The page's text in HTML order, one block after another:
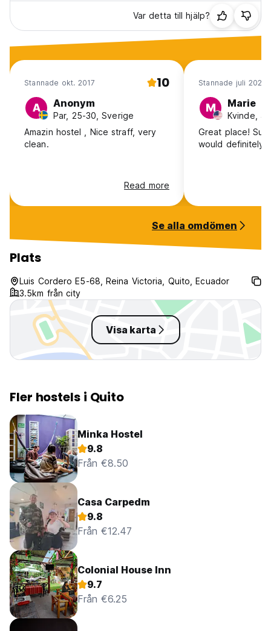
Var detta till hjälp?
Stannade okt. 2017 10
A Anonym
Par, 25-30, Sverige
Amazin hostel , Nice straff, very
clean.
Read more
Stannade juli 2026
M Marie
Kvinde,
Great place!
would definitely
Se alla omdömen
Plats
Luis Cordero E5-68, Reina Victoria, Quito, Ecuador
3.5km från city
Visa karta
Fler hostels i Quito
Minka Hostel
9.8
Från €8.50
Casa Carpedm
9.8
Från €12.47
Colonial House Inn
9.7
Från €6.25